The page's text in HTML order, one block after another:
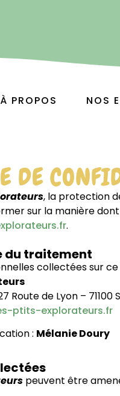
À PROPOS NOS
DE
, la protection
sur la manière
.
du traitement
collectées sur
Route de Lyon – 71100
ptits-explorateurs.fr
: Mélanie Doury
peuvent être